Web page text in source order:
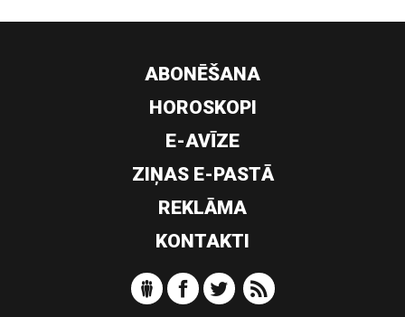
ABONĒŠANA
HOROSKOPI
E-AVĪZE
ZIŅAS E-PASTĀ
REKLĀMA
KONTAKTI